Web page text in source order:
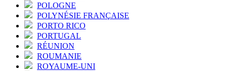
POLOGNE
POLYNÉSIE FRANÇAISE
PORTO RICO
PORTUGAL
RÉUNION
ROUMANIE
ROYAUME-UNI